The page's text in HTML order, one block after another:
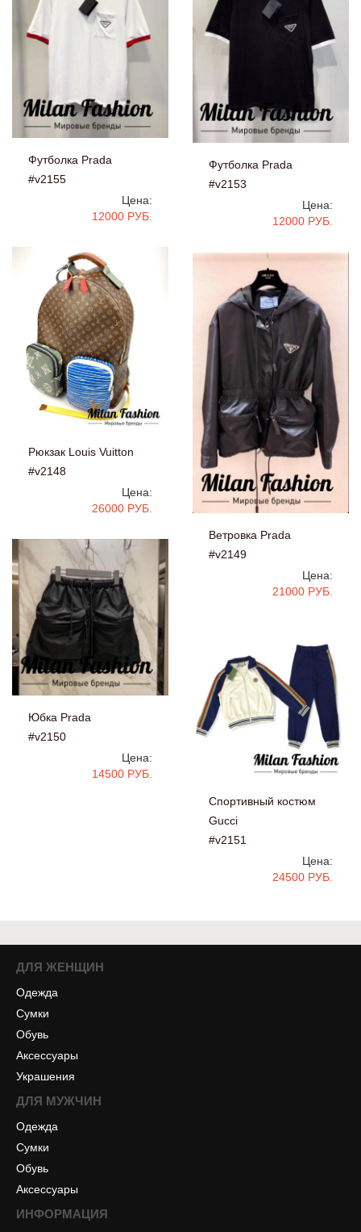
Футболка Prada
#v2155
Цена:
12000 РУБ.
Футболка Prada
#v2153
Цена:
12000 РУБ.
Рюкзак Louis Vuitton
#v2148
Цена:
26000 РУБ.
Ветровка Prada
#v2149
Цена:
21000 РУБ.
Юбка Prada
#v2150
Цена:
14500 РУБ.
Спортивный костюм
Gucci
#v2151
Цена:
24500 РУБ.
ДЛЯ ЖЕНЩИН
Одежда
Сумки
Обувь
Аксессуары
Украшения
ДЛЯ МУЖЧИН
Одежда
Сумки
Обувь
Аксессуары
ИНФОРМАЦИЯ